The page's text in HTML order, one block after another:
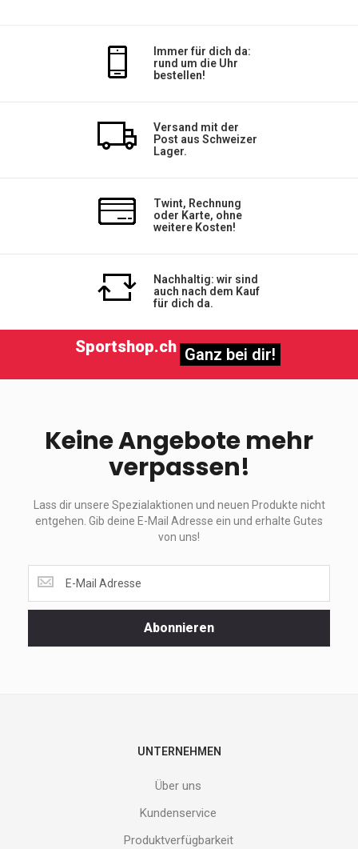
Immer für dich da:
rund um die Uhr
bestellen!
Versand mit der
Post aus Schweizer
Lager.
Twint, Rechnung
oder Karte, ohne
weitere Kosten!
Nachhaltig: wir sind
auch nach dem Kauf
für dich da.
Sportshop.ch Ganz bei dir!
Keine Angebote mehr
verpassen!
Lass dir unsere Spezialaktionen und neuen Produkte nicht
entgehen. Gib deine E-Mail Adresse ein und erhalte Gutes
von uns!
dir
unsere
Abonnieren
UNTERNEHMEN
Über uns
Kundenservice
Produktverfügbarkeit